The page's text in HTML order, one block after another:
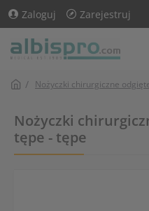
Zaloguj Zarejestruj
Nożyczki chirurgiczne
Nożyczki
tępe - tępe